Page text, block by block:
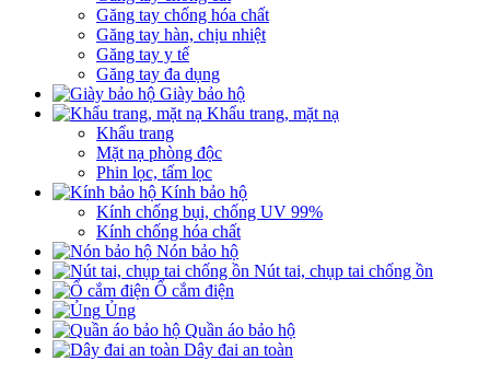
Găng tay chống hóa chất
Găng tay hàn, chịu nhiệt
Găng tay y tế
Găng tay đa dụng
Giày bảo hộ
Khẩu trang, mặt nạ
Khẩu trang
Mặt nạ phòng độc
Phin lọc, tấm lọc
Kính bảo hộ
Kính chống bụi, chống UV 99%
Kính chống hóa chất
Nón bảo hộ
Nút tai, chụp tai chống ồn
Ổ cắm điện
Ủng
Quần áo bảo hộ
Dây đai an toàn